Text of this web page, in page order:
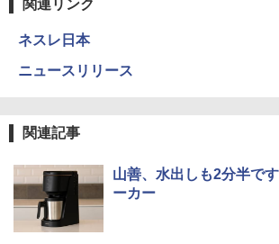
関連リンク
ネスレ日本
ニュースリリース
関連記事
山善、水出しも2分半で
ーカー